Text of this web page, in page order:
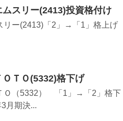
スリー(2413)投資格付け
リー(2413)「2」→「1」格上げ
ＴＯ(5332)格下げ
Ｏ（5332） 「1」→「2」格下
月期決...